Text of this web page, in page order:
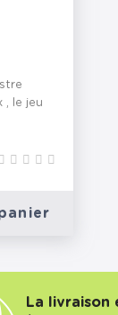
, le jeu
La